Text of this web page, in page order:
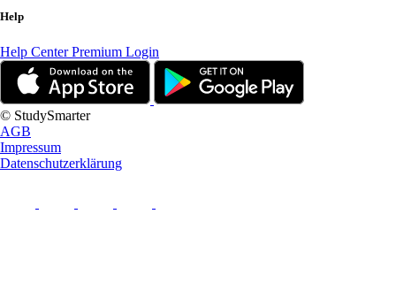
Help
Help CenterPremium Login
© StudySmarter
AGB
Impressum
Datenschutzerklärung